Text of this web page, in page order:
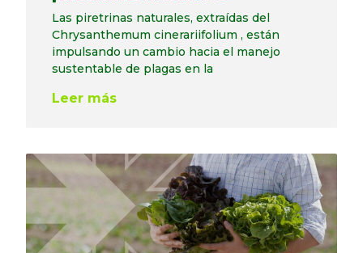
Las piretrinas naturales, extraídas del
Chrysanthemum cinerariifolium , están
impulsando un cambio hacia el manejo
sustentable de plagas en la
Leer más